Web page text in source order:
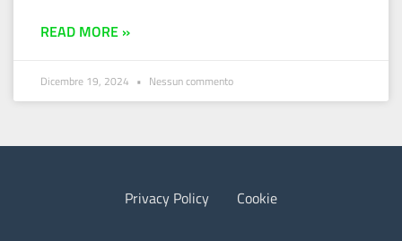
READ MORE »
Dicembre 19, 2024 Nessun commento
Privacy Policy Cookie